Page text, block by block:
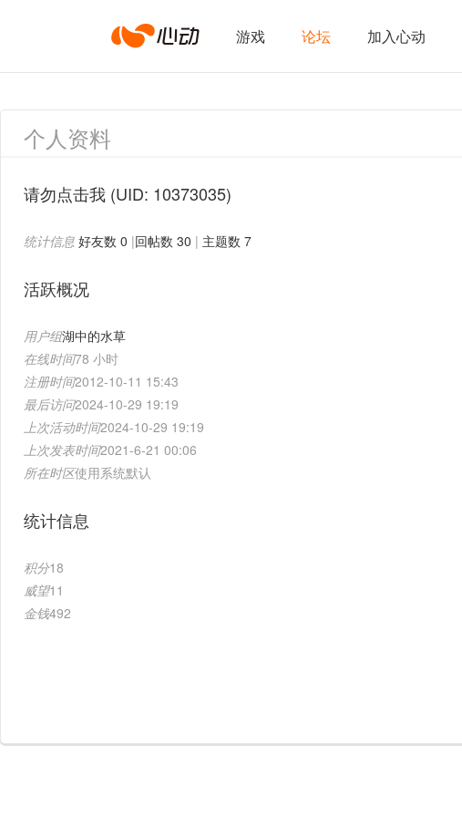
心
动
络
游戏 论坛 加入心动
个人资料
请勿点击我 (UID: 10373035)
统计信息 好友数 0 |回帖数 30 | 主题数 7
活跃概况
用户组湖中的水草
在线时间78 小时
注册时间2012-10-11 15:43
最后访问2024-10-29 19:19
上次活动时间2024-10-29 19:19
上次发表时间2021-6-21 00:06
所在时区使用系统默认
统计信息
积分18
威望11
金钱492